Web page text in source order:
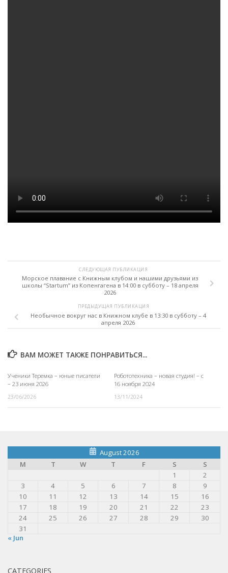
СЛЕДУЮЩАЯ ПУБЛИКАЦИЯ
Морское плавание с Книжным клубом и нашими друзьями из
школы “Startum” из Копенгагена в 14:00 в субботу – 18 апреля
2026
ПРЕДЫДУЩАЯ ПУБЛИКАЦИЯ
Необычное вокруг нас в Книжном клубе в 13:30 в субботу – 4
апреля 2026
ВАМ МОЖЕТ ТАКЖЕ ПОНРАВИТЬСЯ...
Ученики Теремка – юные писатели
– 23 июня 2026
23/06/2026
Робототехника – новая студия! – c
16 ноября 2024
13/11/2024
August 2026
M
T W T F S
S
1
2
3
4 5 6 7 8
9
10
11 12 13 14 15
16
17
18 19 20 21 22
23
24
25 26 27 28 29
30
31
« Jun
CATEGORIES